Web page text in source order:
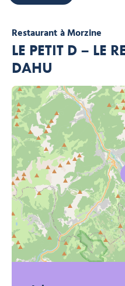
Restaurantà Morzine
LE PETIT D – LE
DAHU